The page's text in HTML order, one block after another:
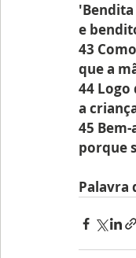
e
43
que a
44 Logo
a
45
porque
Palavra